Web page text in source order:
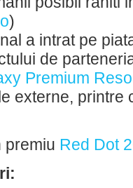
)
a intrat pe
de
Premium
externe, printre
premiu Red Dot